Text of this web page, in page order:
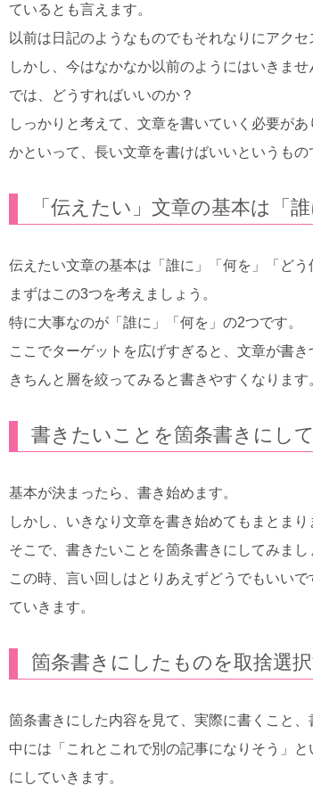
ているとも言えます。
以前は日記のようなものでもそれなりにアクセ
しかし、今はなかなか以前のようにはいきませ
では、どうすればいいのか？
しっかりと考えて、文章を書いていく必要があ
かといって、長い文章を書けばいいというも
「伝えたい」文章の基本は「
伝えたい文章の基本は「誰に」「何を」「どう
まずはこの3つを考えましょう。
特に大事なのが「誰に」「何を」の2つです。
ここでターゲットを広げすぎると、文章が書き
きちんと層を絞ってみると書きやすくなります
書きたいことを箇条書きにし
基本が決まったら、書き始めます。
しかし、いきなり文章を書き始めてもまとまり
そこで、書きたいことを箇条書きにしてみまし
この時、言い回しはとりあえずどうでもいい
ていきます。
箇条書きにしたものを取捨選
箇条書きにした内容を見て、実際に書くこと、
中には「これとこれで別の記事になりそう」
にしていきます。